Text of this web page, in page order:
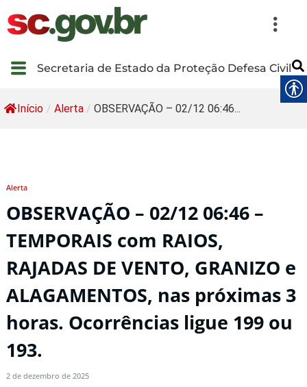
Secretaria de Estado da Proteção Defesa Civil
Início / Alerta / OBSERVAÇÃO – 02/12 06:46...
Alerta
OBSERVAÇÃO – 02/12 06:46 –
TEMPORAIS com RAIOS,
RAJADAS DE VENTO, GRANIZO e
ALAGAMENTOS, nas próximas 3
horas. Ocorrências ligue 199 ou
193.
2 de dezembro de 2025